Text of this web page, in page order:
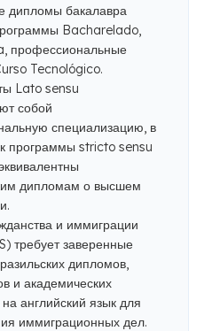
дипломы бакалавра
Bacharelado,
профессиональные
Tecnológico.
Lato sensu
собой
специализацию, в
программы stricto sensu
дипломам о высшем
и иммиграции
требует заверенные
дипломов,
и академических
английский язык для
иммиграционных дел.